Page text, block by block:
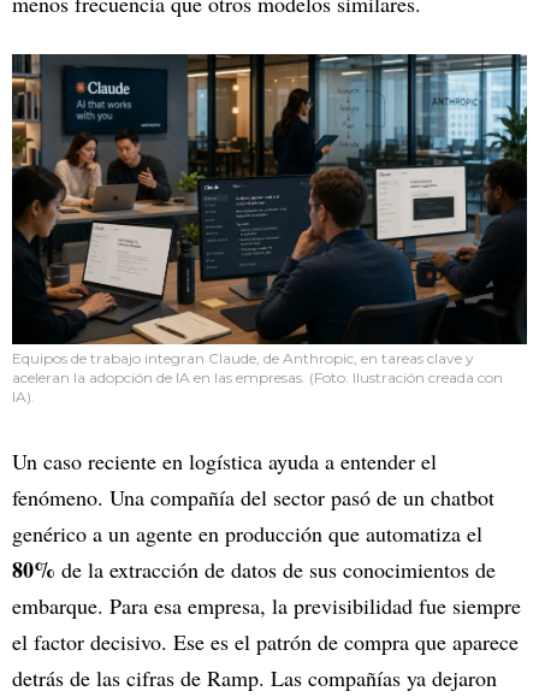
Equipos de trabajo integran Claude, de Anthropic, en tareas clave y
aceleran la adopción de IA en las empresas. (Foto: Ilustración creada con
IA).
Un caso reciente en logística ayuda a entender el
fenómeno. Una compañía del sector pasó de un chatbot
genérico a un agente en producción que automatiza el
80% de la extracción de datos de sus conocimientos de
embarque. Para esa empresa, la previsibilidad fue siempre
el factor decisivo. Ese es el patrón de compra que aparece
detrás de las cifras de Ramp. Las compañías ya dejaron